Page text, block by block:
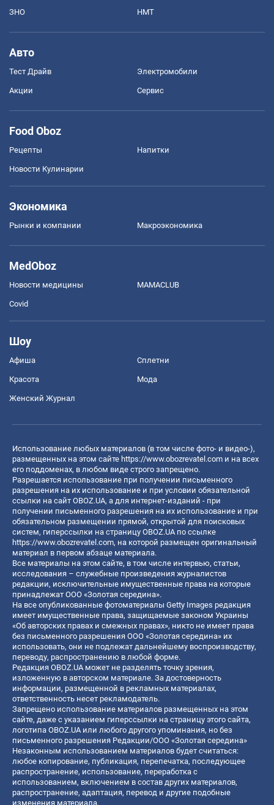
ЗНО НМТ
Авто
Тест Драйв Электромобили
Акции Сервис
Food Oboz
Рецепты Напитки
Новости Кулинарии
Экономика
Рынки и компании Mакроэкономика
MedOboz
Новости медицины MAMACLUB
Covid
Шоу
Афиша Сплетни
Красота Мода
Женский Журнал
Использование любых материалов (в том числе фото- и видео-),
размещенных на этом сайте https://www.obozrevatel.com и на всех
его поддоменах, в любом виде строго запрещено.
Разрешается использование при получении письменного
разрешения на их использование и при условии обязательной
ссылки на сайт OBOZ.UA, а для интернет-изданий - при
получении письменного разрешения на их использование и при
обязательном размещении прямой, открытой для поисковых
систем, гиперссылки на страницу OBOZ.UA по ссылке
https://www.obozrevatel.com, на которой размещен оригинальный
материал в первом абзаце материала.
Все материалы на этом сайте, в том числе интервью, статьи,
исследования – служебные произведения журналистов
редакции, исключительные имущественные права на которые
принадлежат ООО «Золотая середина».
На все опубликованные фотоматериалы Getty Images редакция
имеет имущественные права, защищаемые законом Украины
«Об авторских правах и смежных правах», никто не имеет права
без письменного разрешения ООО «Золотая середина» их
использовать, они не подлежат дальнейшему воспроизводству,
переводу, распространению в любой форме.
Редакция OBOZ.UA может не разделять точку зрения,
изложенную в авторском материале. За достоверность
информации, размещенной в рекламных материалах,
ответственность несет рекламодатель.
Запрещено использование материалов размещенных на этом
сайте, даже с указанием гиперссылки на страницу этого сайта,
логотипа OBOZ.UA или любого другого упоминания, но без
письменного разрешения Редакции/ООО «Золотая середина»
Незаконным использованием материалов будет считаться:
любое копирование, публикация, перепечатка, последующее
распространение, использование, переработка с
использованием, включением в состав других материалов,
распространение, адаптация, перевод и другие подобные
изменения материала.